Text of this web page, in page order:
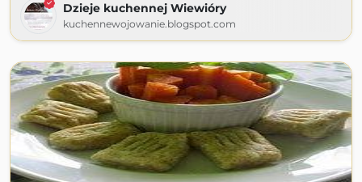
Dzieje kuchennej Wiewióry
kuchennewojowanie.blogspot.com